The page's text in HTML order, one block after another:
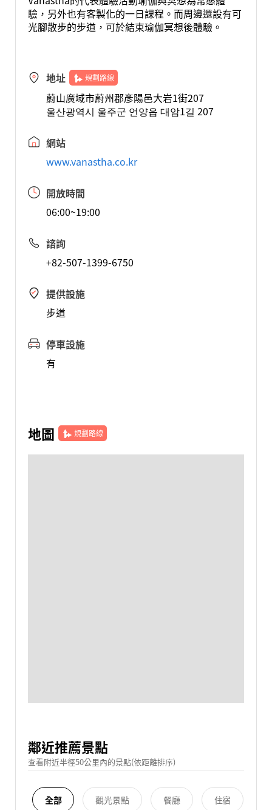
驗，另外也有客製化的一日課程。而周邊還設有可
光腳散步的步道，可於結束瑜伽冥想後體驗。
地址 規劃路線
蔚山廣域市蔚州郡彥陽邑大岩1街207
울산광역시 울주군 언양읍 대암1길 207
網站
www.vanastha.co.kr
開放時間
06:00~19:00
諮詢
+82-507-1399-6750
提供設施
步道
停車設施
有
地圖 規劃路線
鄰近推薦景點
查看附近半徑50公里內的景點(依距離排序)
全部 觀光景點 餐廳 住宿